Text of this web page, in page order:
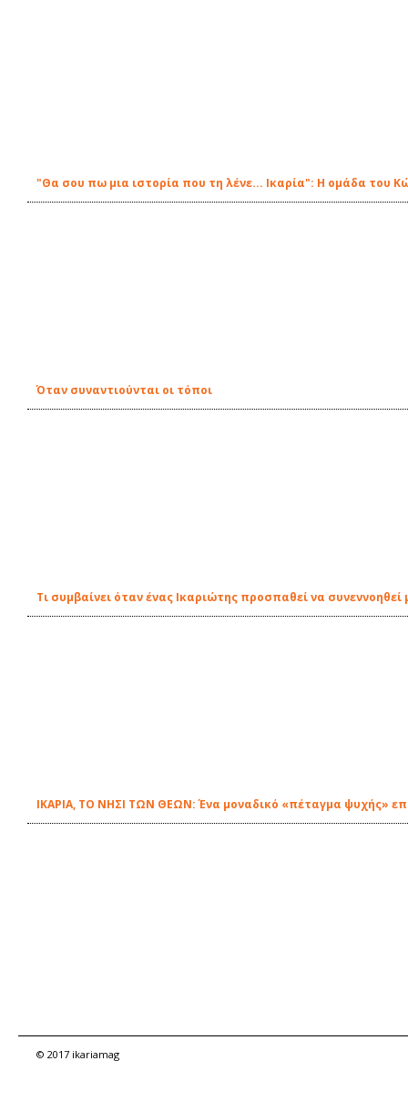
"Θα σου πω μια ιστορία που τη λένε... Ικαρία": Η ομάδα του
Όταν συναντιούνται οι τόποι
Τι συμβαίνει όταν ένας Ικαριώτης προσπαθεί να
ΙΚΑΡΙΑ, ΤΟ ΝΗΣΙ ΤΩΝ ΘΕΩΝ: Ένα μοναδικό «πέταγμα ψυχής»
© 2017 ikariamag